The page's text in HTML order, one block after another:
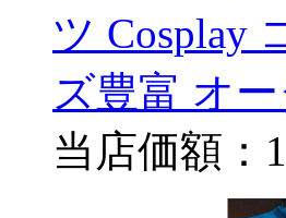
ツ Cosplay
ズ豊富 オ
当店価額：